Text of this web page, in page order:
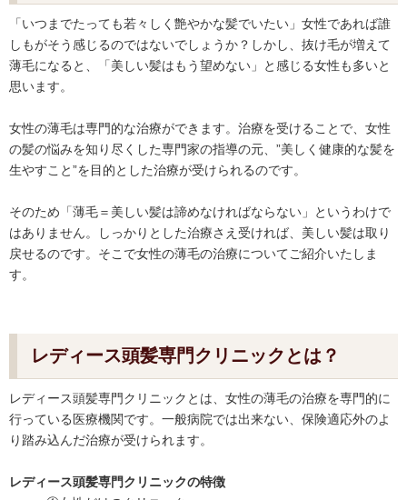
「いつまでたっても若々しく艶やかな髪でいたい」女性であれば誰
しもがそう感じるのではないでしょうか？しかし、抜け毛が増えて
薄毛になると、「美しい髪はもう望めない」と感じる女性も多いと
思います。
女性の薄毛は専門的な治療ができます。治療を受けることで、女性
の髪の悩みを知り尽くした専門家の指導の元、”美しく健康的な髪を
生やすこと”を目的とした治療が受けられるのです。
そのため「薄毛＝美しい髪は諦めなければならない」というわけで
はありません。しっかりとした治療さえ受ければ、美しい髪は取り
戻せるのです。そこで女性の薄毛の治療についてご紹介いたしま
す。
レディース頭髪専門クリニックとは？
レディース頭髪専門クリニックとは、女性の薄毛の治療を専門的に
行っている医療機関です。一般病院では出来ない、保険適応外のよ
り踏み込んだ治療が受けられます。
レディース頭髪専門クリニックの特徴